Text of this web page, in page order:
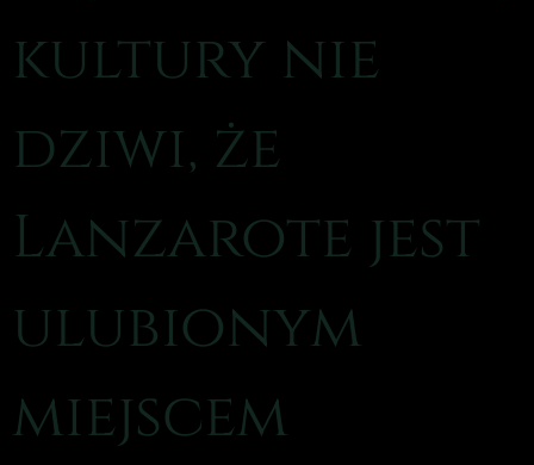
kultury nie
dziwi, że
Lanzarote jest
ulubionym
miejscem